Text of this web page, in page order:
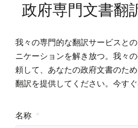
政府専門文書翻
我々の専門的な翻訳サービスと
ニケーションを解き放つ。我々
頼して、あなたの政府文書のた
翻訳を提供してください。今す
名称